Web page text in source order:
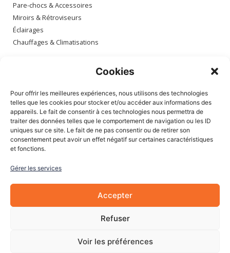
Cookies
Pour offrir les meilleures expériences, nous utilisons des technologies
telles que les cookies pour stocker et/ou accéder aux informations des
appareils. Le fait de consentir à ces technologies nous permettra de
traiter des données telles que le comportement de navigation ou les ID
uniques sur ce site. Le fait de ne pas consentir ou de retirer son
consentement peut avoir un effet négatif sur certaines caractéristiques
et fonctions.
Gérer les services
Accepter
Refuser
Voir les préférences
Pare-chocs & Accessoires
Miroirs & Rétroviseurs
Éclairages
Chauffages & Climatisations
Mon compte
Mes commandes
Mes adresses
Mon panier
Informations
À Propos de nous
Blog
Mentions légales